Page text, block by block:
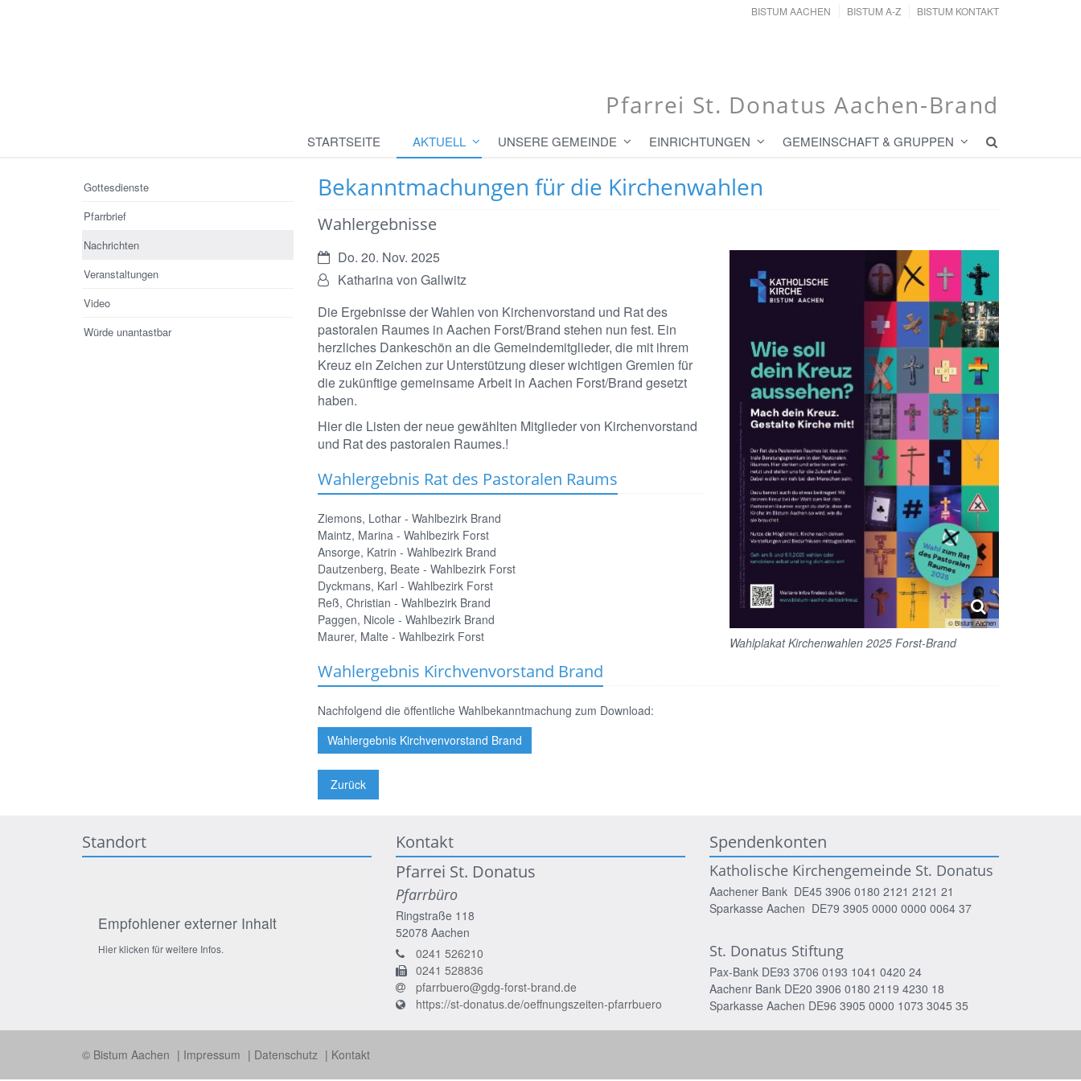
BISTUM AACHEN BISTUM A-Z BISTUM KONTAKT
Pfarrei St. Donatus Aachen-Brand
STARTSEITE AKTUELL UNSERE GEMEINDE EINRICHTUNGEN GEMEINSCHAFT & GRUPPEN
Bekanntmachungen für die Kirchenwahlen
Wahlergebnisse
© Bistum Aachen
Wahlplakat Kirchenwahlen 2025 Forst-Brand
Datum:Do. 20. Nov. 2025
Von:Katharina von Gallwitz
Die Ergebnisse der Wahlen von Kirchenvorstand und Rat des
pastoralen Raumes in Aachen Forst/Brand stehen nun fest. Ein
herzliches Dankeschön an die Gemeindemitglieder, die mit ihrem
Kreuz ein Zeichen zur Unterstützung dieser wichtigen Gremien für
die zukünftige gemeinsame Arbeit in Aachen Forst/Brand gesetzt
haben.
Hier die Listen der neue gewählten Mitglieder von Kirchenvorstand
und Rat des pastoralen Raumes.!
Wahlergebnis Rat des Pastoralen Raums
Ziemons, Lothar - Wahlbezirk Brand
Maintz, Marina - Wahlbezirk Forst
Ansorge, Katrin - Wahlbezirk Brand
Dautzenberg, Beate - Wahlbezirk Forst
Dyckmans, Karl - Wahlbezirk Forst
Reß, Christian - Wahlbezirk Brand
Paggen, Nicole - Wahlbezirk Brand
Maurer, Malte - Wahlbezirk Forst
Wahlergebnis Kirchvenvorstand Brand
Nachfolgend die öffentliche Wahlbekanntmachung zum Download:
Wahlergebnis Kirchvenvorstand Brand
Zurück
Gottesdienste
Pfarrbrief
Nachrichten
Veranstaltungen
Video
Würde unantastbar
Standort
Empfohlener externer Inhalt
Hier klicken für weitere Infos.
Kontakt
Pfarrei St. Donatus
Pfarrbüro
Ringstraße 118
52078 Aachen
0241 526210
0241 528836
pfarrbuero@gdg-forst-brand.de
https://st-donatus.de/oeffnungszeiten-pfarrbuero
Spendenkonten
Katholische Kirchengemeinde St. Donatus
Aachener Bank DE45 3906 0180 2121 2121 21
Sparkasse Aachen DE79 3905 0000 0000 0064 37
St. Donatus Stiftung
Pax-Bank DE93 3706 0193 1041 0420 24
Aachenr Bank DE20 3906 0180 2119 4230 18
Sparkasse Aachen DE96 3905 0000 1073 3045 35
© Bistum Aachen Impressum Datenschutz Kontakt